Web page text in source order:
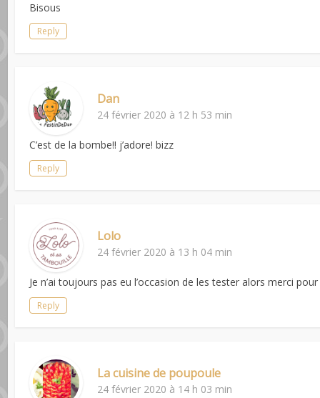
Bisous
Reply
Dan
24 février 2020 à 12 h 53 min
C’est de la bombe!! j’adore! bizz
Reply
Lolo
24 février 2020 à 13 h 04 min
Je n’ai toujours pas eu l’occasion de les tester alors merci
Reply
La cuisine de poupoule
24 février 2020 à 14 h 03 min